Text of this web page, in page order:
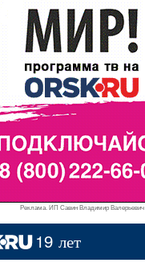
Реклама. ИП Савин Владимир Валерьевич